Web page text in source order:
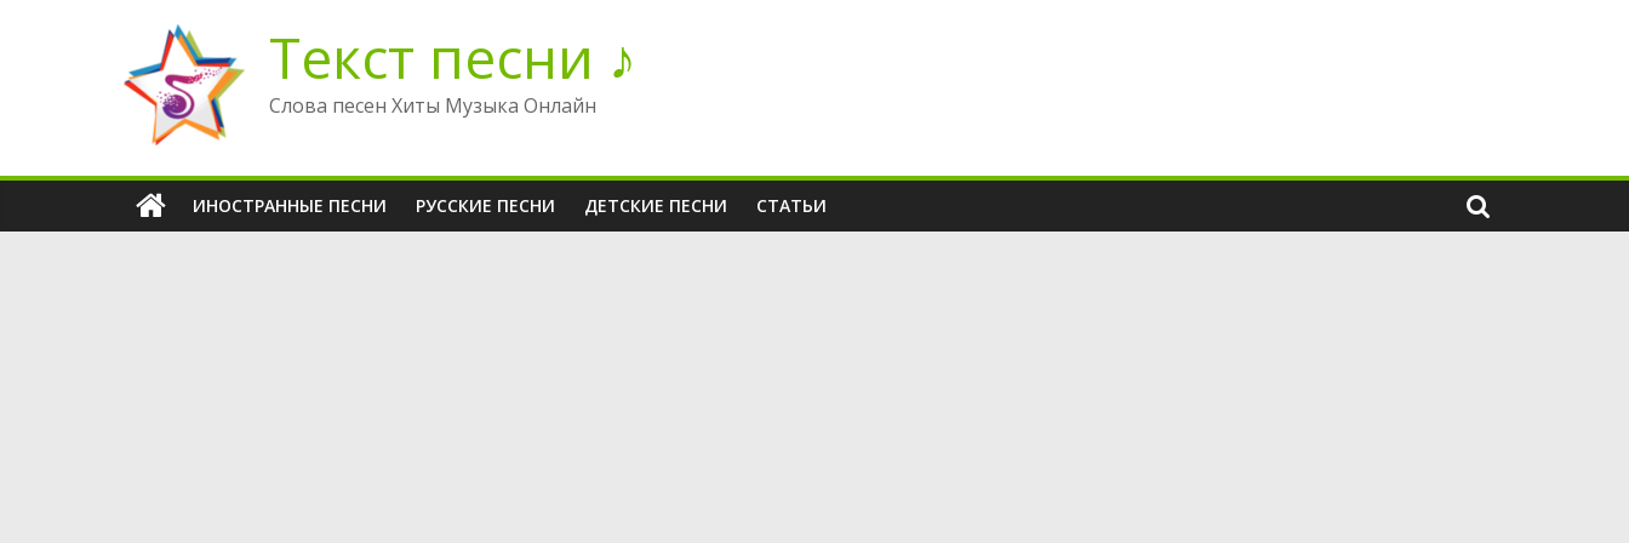
содержимому
Текст песни ♪
Слова песен Хиты Музыка Онлайн
ИНОСТРАННЫЕ ПЕСНИ РУССКИЕ ПЕСНИ ДЕТСКИЕ ПЕСНИ СТАТЬИ